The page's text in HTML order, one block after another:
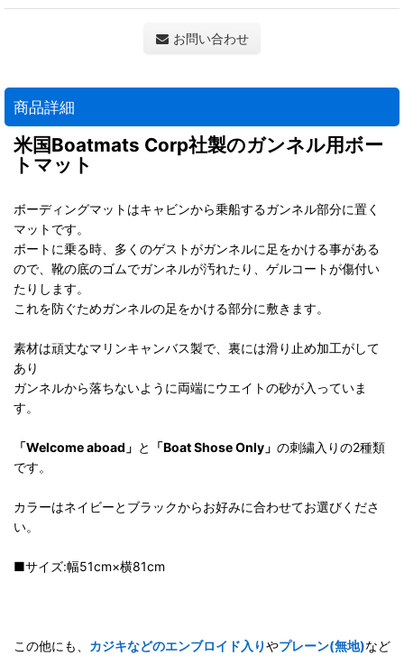
お問い合わせ
商品詳細
米国Boatmats Corp社製のガンネル用ボー
トマット
ボーディングマットはキャビンから乗船するガンネル部分に置く
マットです。
ボートに乗る時、多くのゲストがガンネルに足をかける事がある
ので、靴の底のゴムでガンネルが汚れたり、ゲルコートが傷付い
たりします。
これを防ぐためガンネルの足をかける部分に敷きます。
素材は頑丈なマリンキャンバス製で、裏には滑り止め加工がして
あり
ガンネルから落ちないように両端にウエイトの砂が入っていま
す。
「Welcome aboad」 と 「Boat Shose Only」 の刺繍入りの2種類
です。
カラーはネイビーとブラックからお好みに合わせてお選びくださ
い。
■サイズ:幅51cm×横81cm
この他にも、 カジキなどのエンブロイド入りやプレーン(無地)など